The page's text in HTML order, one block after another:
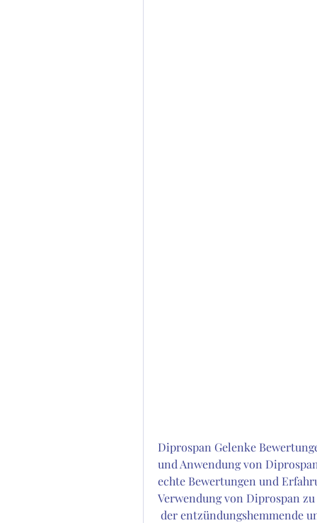
Diprospan Gelenke
und Anwendung von
echte Bewertungen und
Verwendung von Diprospan